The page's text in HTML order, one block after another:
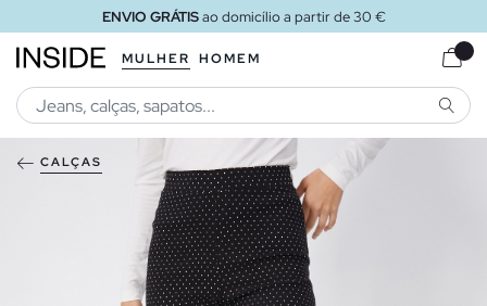
ENVIO GRÁTISao domicílio a partir de 30 €
MULHER HOMEM
CALÇAS